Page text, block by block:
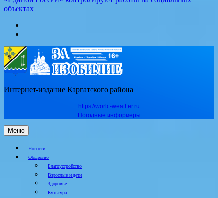
объектах
Интернет-издание Каргатского района
https://world-weather.ru
Погодные информеры
Меню
Новости
Общество
Благоустройство
Взрослые и дети
Здоровье
Культура